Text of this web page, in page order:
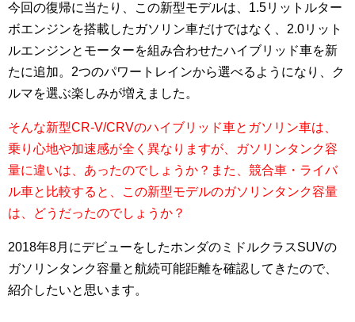
今回の復帰に当たり、この新型モデルは、1.5リットルター
ボエンジンを搭載したガソリン車だけではなく、2.0リット
ルエンジンとモーターを組み合わせたハイブリッド車を新
たに追加。2つのパワートレインから選べるようになり、ク
ルマを選ぶ楽しみが増えました。
そんな新型CR-V/CRVのハイブリッド車とガソリン車は、
乗り心地や加速感が全く異なりますが、ガソリンタンク容
量に違いは、あったのでしょうか？また、競合車・ライバ
ル車と比較すると、この新型モデルのガソリンタンク容量
は、どうだったのでしょうか？
2018年8月にデビューをしたホンダのミドルクラスSUVの
ガソリンタンク容量と航続可能距離を確認してきたので、
紹介したいと思います。